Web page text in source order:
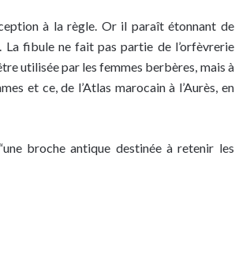
à la règle. Or il paraît étonnant de
La fibule ne fait pas partie de l’orfèvrerie
utilisée par les femmes berbères, mais à
et ce, de l’Atlas marocain à l’Aurès, en
broche antique destinée à retenir les